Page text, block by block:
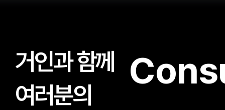
거인과 함께
여러분의